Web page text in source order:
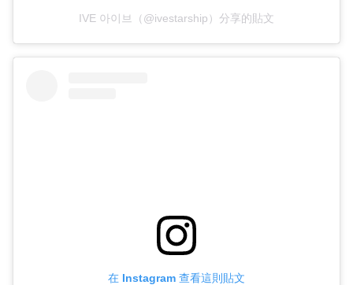
IVE 아이브（@ivestarship）分享的貼文
在 Instagram 查看這則貼文